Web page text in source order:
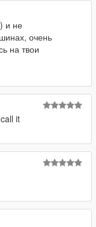
и не
очень
на твои
it